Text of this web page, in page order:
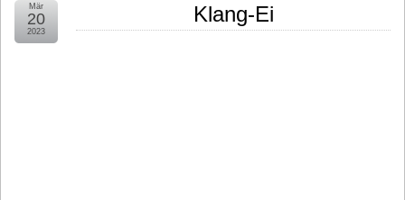
Klang-Ei
Mär
20
2023